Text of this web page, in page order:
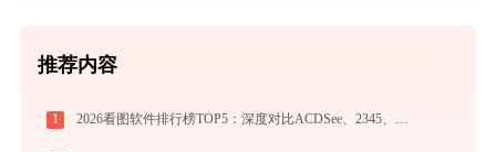
推荐内容
1 2026看图软件排行榜TOP5：深度对比ACDSee、2345、光影、Honeyview、FastStone